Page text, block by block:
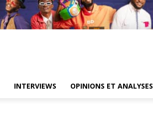
INTERVIEWS OPINIONS ET ANALYSES